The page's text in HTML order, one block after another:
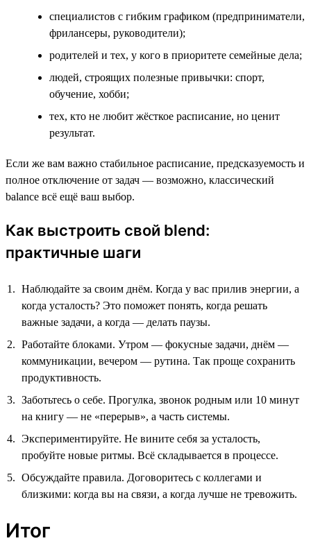
специалистов с гибким графиком (предприниматели,
фрилансеры, руководители);
родителей и тех, у кого в приоритете семейные дела;
людей, строящих полезные привычки: спорт,
обучение, хобби;
тех, кто не любит жёсткое расписание, но ценит
результат.
Если же вам важно стабильное расписание, предсказуемость и
полное отключение от задач — возможно, классический
balance всё ещё ваш выбор.
Как выстроить свой blend:
практичные шаги
Наблюдайте за своим днём. Когда у вас прилив энергии, а
когда усталость? Это поможет понять, когда решать
важные задачи, а когда — делать паузы.
Работайте блоками. Утром — фокусные задачи, днём —
коммуникации, вечером — рутина. Так проще сохранить
продуктивность.
Заботьтесь о себе. Прогулка, звонок родным или 10 минут
на книгу — не «перерыв», а часть системы.
Экспериментируйте. Не вините себя за усталость,
пробуйте новые ритмы. Всё складывается в процессе.
Обсуждайте правила. Договоритесь с коллегами и
близкими: когда вы на связи, а когда лучше не тревожить.
Итог